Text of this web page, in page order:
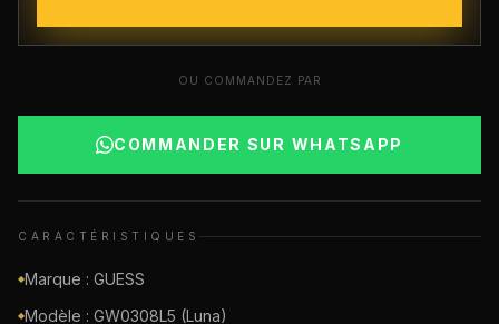
OU COMMANDEZ PAR
COMMANDER SUR WHATSAPP
CARACTÉRISTIQUES
◆Marque : GUESS
◆Modèle : GW0308L5 (Luna)